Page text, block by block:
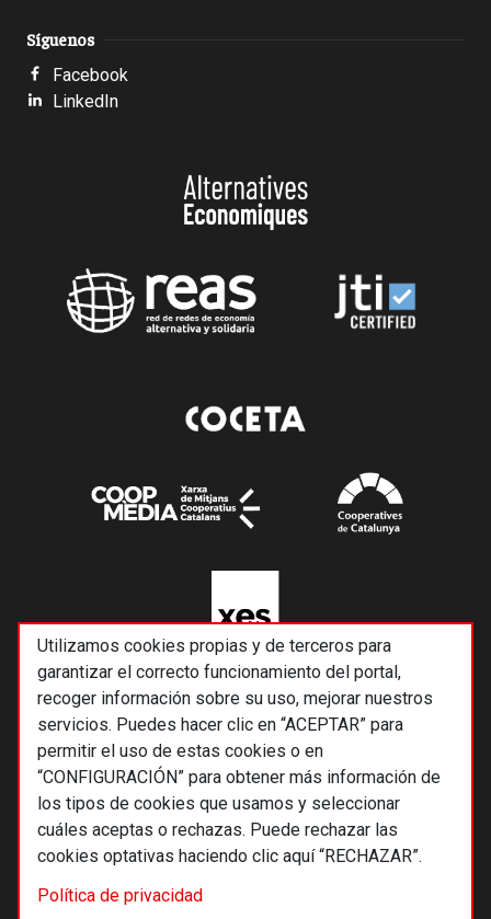
Utilizamos cookies propias y de terceros para
garantizar el correcto funcionamiento del portal,
recoger información sobre su uso, mejorar nuestros
servicios. Puedes hacer clic en “ACEPTAR” para
permitir el uso de estas cookies o en
“CONFIGURACIÓN” para obtener más información de
los tipos de cookies que usamos y seleccionar
cuáles aceptas o rechazas. Puede rechazar las
cookies optativas haciendo clic aquí “RECHAZAR”.
Política de privacidad
Síguenos
Facebook
LinkedIn
© 2026 Alternativas económicas SCCL
Footer
Términos y condiciones de uso